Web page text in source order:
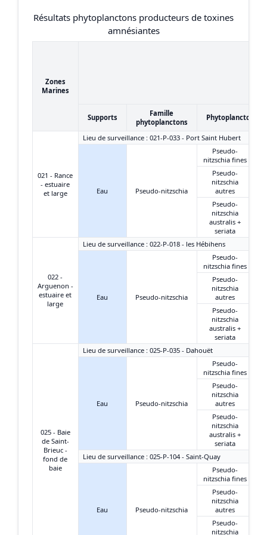
Résultats phytoplanctons producteurs de toxines
amnésiantes
Zones
Marines
Supports
Famille
phytoplanctons
Phytoplanctons
021 - Rance
- estuaire
et large
Lieu de surveillance : 021-P-033 - Port Saint Hubert
Eau Pseudo-nitzschia
Pseudo-
nitzschia fines
Pseudo-
nitzschia
autres
Pseudo-
nitzschia
australis +
seriata
022 -
Arguenon -
estuaire et
large
Lieu de surveillance : 022-P-018 - les Hébihens
Eau Pseudo-nitzschia
Pseudo-
nitzschia fines
Pseudo-
nitzschia
autres
Pseudo-
nitzschia
australis +
seriata
025 - Baie
de Saint-
Brieuc -
fond de
baie
Lieu de surveillance : 025-P-035 - Dahouët
Eau Pseudo-nitzschia
Pseudo-
nitzschia fines
Pseudo-
nitzschia
autres
Pseudo-
nitzschia
australis +
seriata
Lieu de surveillance : 025-P-104 - Saint-Quay
Eau Pseudo-nitzschia
Pseudo-
nitzschia fines
Pseudo-
nitzschia
autres
Pseudo-
nitzschia